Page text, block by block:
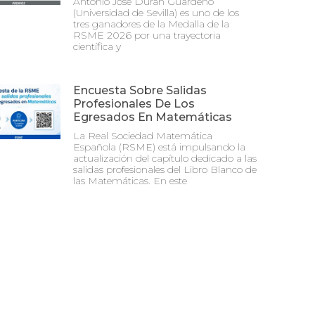
(Universidad de Sevilla) es uno de los
tres ganadores de la Medalla de la
RSME 2026 por una trayectoria
científica y
Encuesta Sobre Salidas
Profesionales De Los
Egresados En Matemáticas
La Real Sociedad Matemática
Española (RSME) está impulsando la
actualización del capítulo dedicado a las
salidas profesionales del Libro Blanco de
las Matemáticas. En este